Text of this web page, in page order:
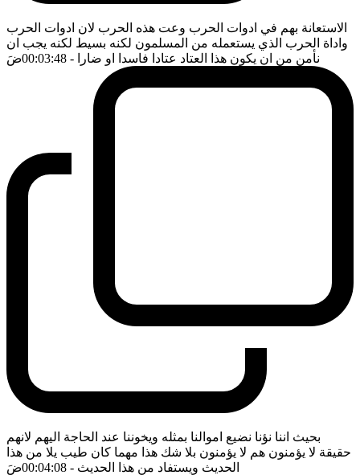
الاستعانة بهم في ادوات الحرب وعت هذه الحرب لان ادوات الحرب
واداة الحرب الذي يستعمله من المسلمون لكنه بسيط لكنه يجب ان
نأمن من ان يكون هذا العتاد عتادا فاسدا او ضارا - 00:03:48 ضَ
بحيث اننا نؤنا نضيع اموالنا بمثله ويخوننا عند الحاجة اليهم لانهم
حقيقة لا يؤمنون هم لا يؤمنون بلا شك هذا مهما كان طيب يلا من هذا
الحديث ويستفاد من هذا الحديث - 00:04:08 ضَ